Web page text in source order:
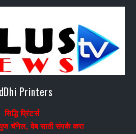
Printers
सिद्धि प्रिंटर्स
चॅनेल, वेब साठी संपर्क करा